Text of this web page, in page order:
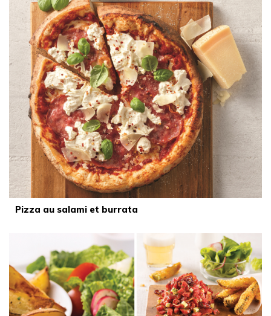
Pizza au salami et burrata